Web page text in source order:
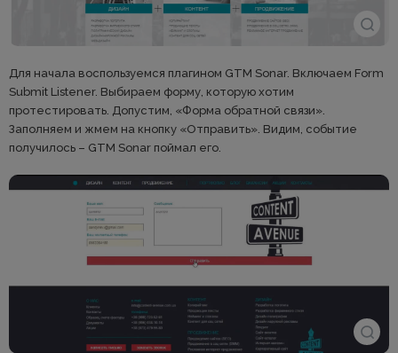
Для начала воспользуемся плагином GTM Sonar. Включаем Form
Submit Listener. Выбираем форму, которую хотим
протестировать. Допустим, «Форма обратной связи».
Заполняем и жмем на кнопку «Отправить». Видим, событие
получилось – GTM Sonar поймал его.